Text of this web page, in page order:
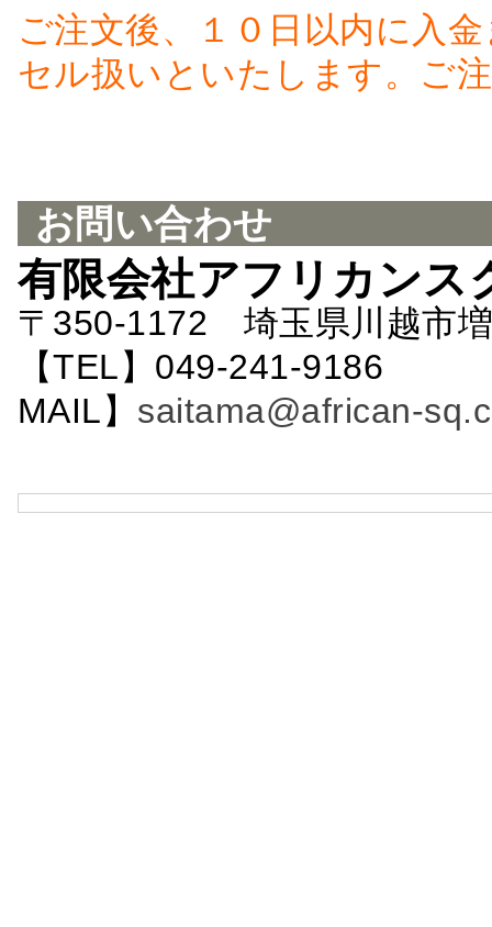
ご注文後、１０日以内に入
セル扱いといたします。ご
お問い合わせ
有限会社アフリカンス
〒350-1172 埼玉県川越市
【TEL】049-241-
MAIL】 saitama@african-